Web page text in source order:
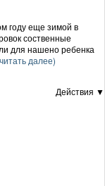
году еще зимой в
соственные
для нашено ребенка
далее)
Действия ▼